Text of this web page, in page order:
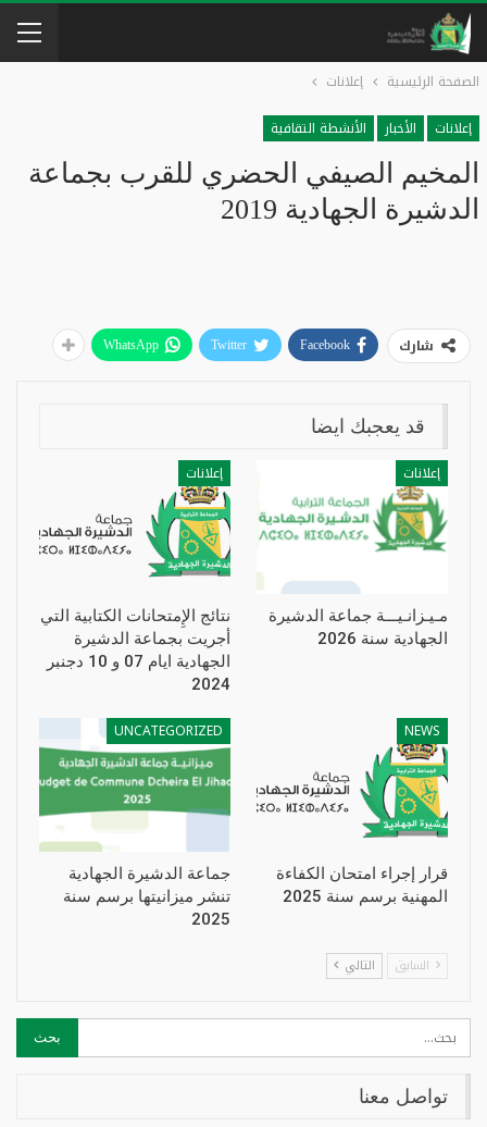
الصفحة الرئيسية
إعلانات
إعلانات
الأخبار الأنشطة التقافية
المخيم الصيفي الحضري للقرب بجماعة
الدشيرة الجهادية 2019
شارك Facebook
Twitter
WhatsApp
قد يعجبك ايضا
إعلانات
مـيـزانـيـــة جماعة الدشيرة
الجهادية سنة 2026
إعلانات
نتائج الإِمتحانات الكتابية التي
أجريت بجماعة الدشيرة
الجهادية ايام 07 و 10 دجنبر
2024
NEWS
قرار إجراء امتحان الكفاءة
المهنية برسم سنة 2025
UNCATEGORIZED
جماعة الدشيرة الجهادية
تنشر ميزانيتها برسم سنة
2025
السابق التالي
تواصل معنا